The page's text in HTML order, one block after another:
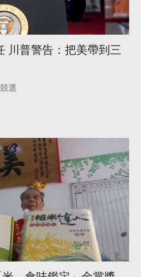
川普警告：把美帶到三
競選